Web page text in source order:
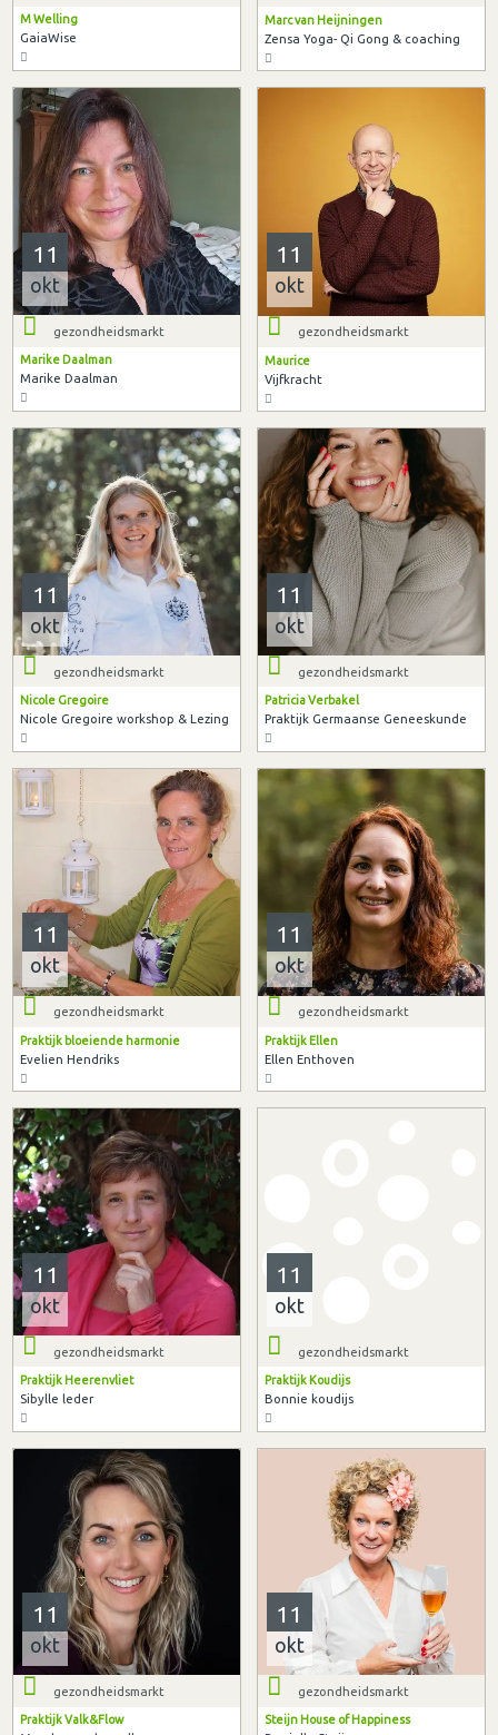
M Welling
GaiaWise
Marc van Heijningen
Zensa Yoga- Qi Gong & coaching
11
okt
gezondheidsmarkt
Marike Daalman
Marike Daalman
11
okt
gezondheidsmarkt
Maurice
Vijfkracht
11
okt
gezondheidsmarkt
Nicole Gregoire
Nicole Gregoire workshop & Lezing
11
okt
gezondheidsmarkt
Patricia Verbakel
Praktijk Germaanse Geneeskunde
11
okt
gezondheidsmarkt
Praktijk bloeiende harmonie
Evelien Hendriks
11
okt
gezondheidsmarkt
Praktijk Ellen
Ellen Enthoven
11
okt
gezondheidsmarkt
Praktijk Heerenvliet
Sibylle leder
11
okt
gezondheidsmarkt
Praktijk Koudijs
Bonnie koudijs
11
okt
gezondheidsmarkt
Praktijk Valk&Flow
11
okt
gezondheidsmarkt
Steijn House of Happiness